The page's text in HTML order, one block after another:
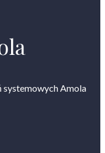
systemowych Amola